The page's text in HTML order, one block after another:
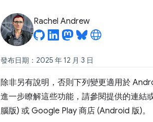
Rachel Andrew
發布日期：2025 年 12 月 3 日
除非另有說明，否則下列變更適用於
進一步瞭解這些功能，請參閱提供的連結
腦版) 或 Google Play 商店 (Android 版)。